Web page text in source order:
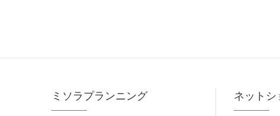
ミソラプランニング ネットシ